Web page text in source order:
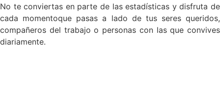
No te conviertas en parte de las estadísticas y disfruta de
cada momentoque pasas a lado de tus seres queridos,
compañeros del trabajo o personas con las que convives
diariamente.